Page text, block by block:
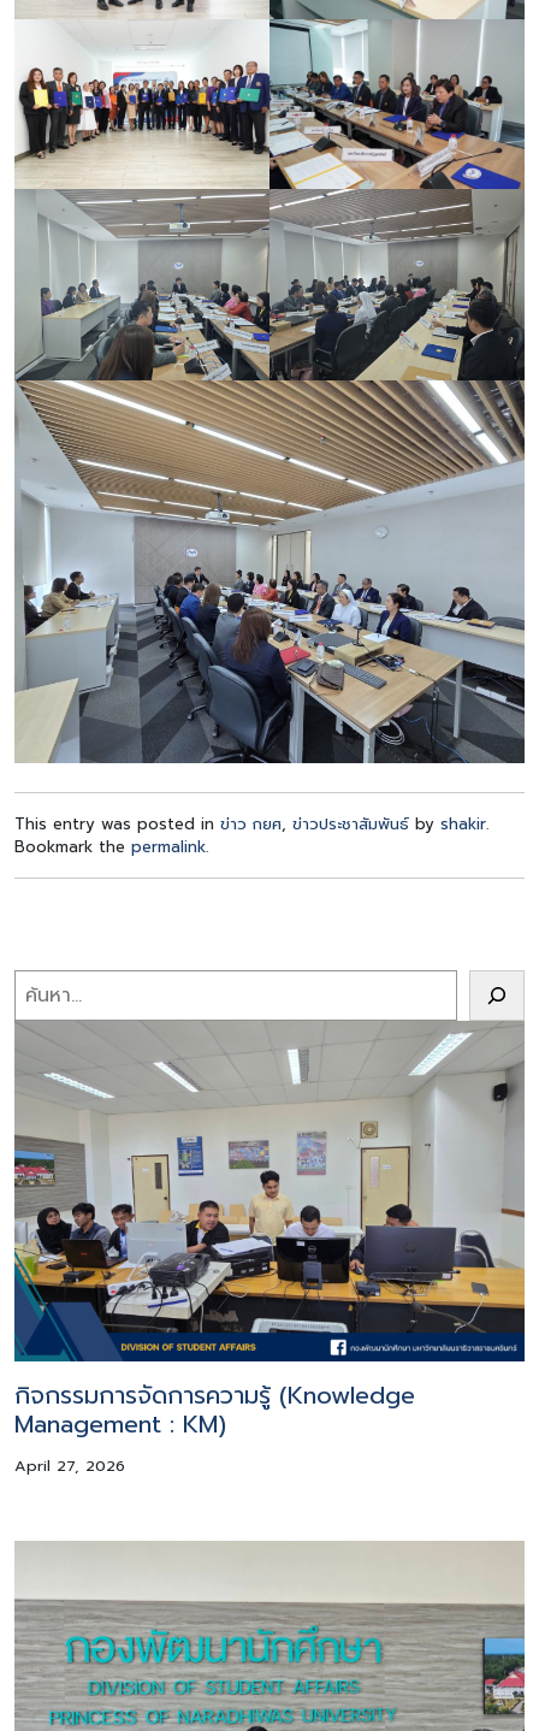
This entry was posted in ข่าว กยศ, ข่าวประชาสัมพันธ์ by shakir.
Bookmark the permalink.
Search
กิจกรรมการจัดการความรู้ (Knowledge
Management : KM)
April 27, 2026